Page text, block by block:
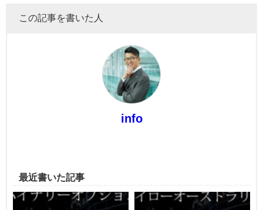
この記事を書いた人
info
最近書いた記事